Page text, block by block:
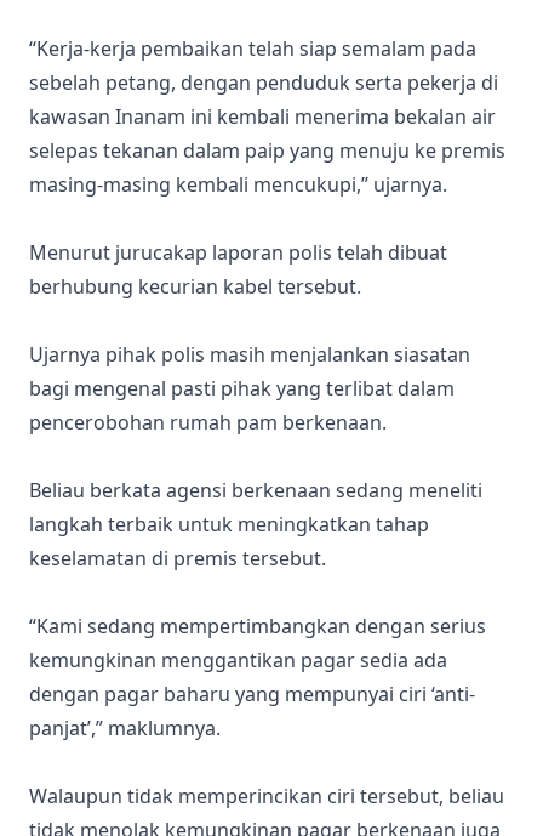
“Kerja-kerja pembaikan telah siap semalam pada
sebelah petang, dengan penduduk serta pekerja di
kawasan Inanam ini kembali menerima bekalan air
selepas tekanan dalam paip yang menuju ke premis
masing-masing kembali mencukupi,” ujarnya.
Menurut jurucakap laporan polis telah dibuat
berhubung kecurian kabel tersebut.
Ujarnya pihak polis masih menjalankan siasatan
bagi mengenal pasti pihak yang terlibat dalam
pencerobohan rumah pam berkenaan.
Beliau berkata agensi berkenaan sedang meneliti
langkah terbaik untuk meningkatkan tahap
keselamatan di premis tersebut.
“Kami sedang mempertimbangkan dengan serius
kemungkinan menggantikan pagar sedia ada
dengan pagar baharu yang mempunyai ciri ‘anti-
panjat’,” maklumnya.
Walaupun tidak memperincikan ciri tersebut, beliau
tidak menolak kemungkinan pagar berkenaan juga